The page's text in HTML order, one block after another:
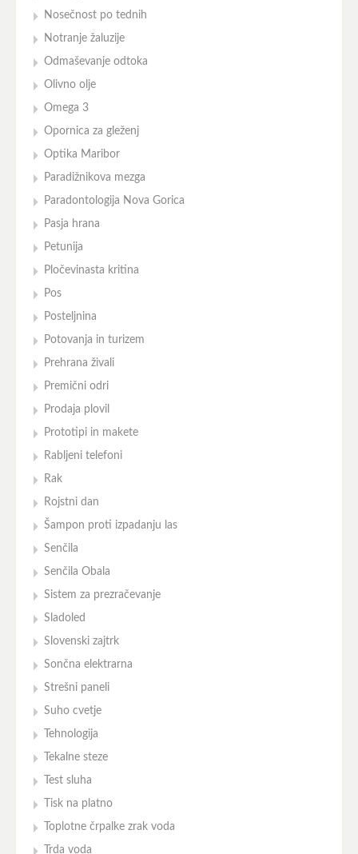
Nosečnost po tednih
Notranje žaluzije
Odmaševanje odtoka
Olivno olje
Omega 3
Opornica za gleženj
Optika Maribor
Paradižnikova mezga
Paradontologija Nova Gorica
Pasja hrana
Petunija
Pločevinasta kritina
Pos
Posteljnina
Potovanja in turizem
Prehrana živali
Premični odri
Prodaja plovil
Prototipi in makete
Rabljeni telefoni
Rak
Rojstni dan
Šampon proti izpadanju las
Senčila
Senčila Obala
Sistem za prezračevanje
Sladoled
Slovenski zajtrk
Sončna elektrarna
Strešni paneli
Suho cvetje
Tehnologija
Tekalne steze
Test sluha
Tisk na platno
Toplotne črpalke zrak voda
Trda voda